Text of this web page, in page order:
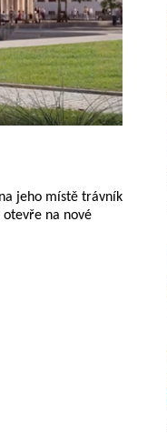
jeho místě trávník
otevře na nové